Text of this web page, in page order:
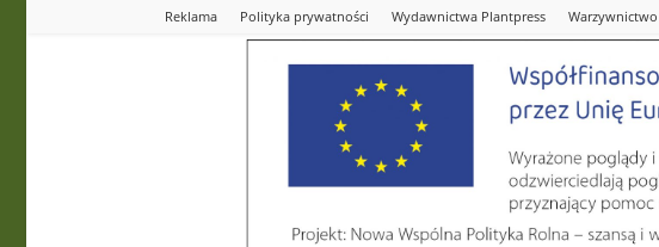
Reklama Polityka prywatności Wydawnictwa Plantpress Warzywnictwo